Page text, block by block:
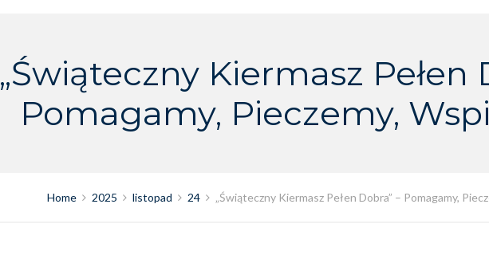
„Świąteczny Kiermasz Pełen
Pomagamy, Pieczemy,
Home 2025 listopad 24 „Świąteczny Kiermasz Pełen Dobra” – Pomagamy,